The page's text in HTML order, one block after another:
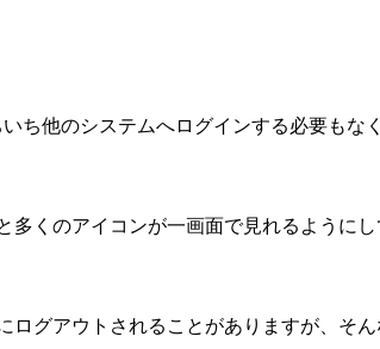
ち他のシステムへログインする必要もな
くのアイコンが一画面で見れるようにし
グアウトされることがありますが、そん